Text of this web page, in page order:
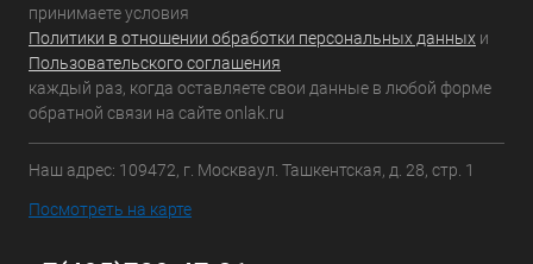
принимаете условия
Политики в отношении обработки персональных данных и
Пользовательского соглашения
каждый раз, когда оставляете свои данные в любой форме
обратной связи на сайте onlak.ru
Наш адрес: 109472, г. Москваул. Ташкентская, д. 28, стр. 1
Посмотреть на карте